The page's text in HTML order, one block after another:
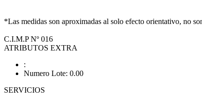
*Las medidas son aproximadas al solo efecto orientativo, no
C.I.M.P Nº 016
ATRIBUTOS EXTRA
:
Numero Lote: 0.00
SERVICIOS